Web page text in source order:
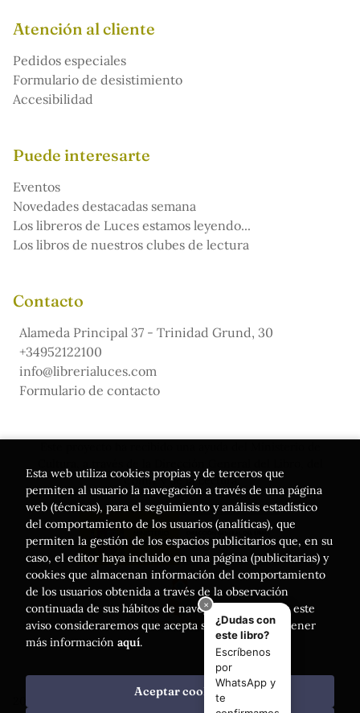
Atención al cliente
Pedidos especiales
Formulario de desistimiento
Accesibilidad
Puede interesarte
Eventos
Novedades destacadas semana
Los libreros de Luces estamos leyendo...
Los libros de nuestros clubes de lectura
Contacto
Alameda Principal 37 - Trinidad Grund, 30
+34952122100
info@librerialuces.com
Formulario de contacto
Cómic y de la Lectura
. Todos los Derechos Reservados |
Esta web utiliza cookies propias y de terceros que
permiten al usuario la navegación a través de una página
web (técnicas), para el seguimiento y análisis estadístico
del comportamiento de los usuarios (analíticas), que
permiten la gestión de los espacios publicitarios que, en su
caso, el editor haya incluido en una página (publicitarias) y
cookies que almacenan información del comportamiento
de los usuarios obtenida a través de la observación
continuada de sus hábitos de navegación. Si acepta este
aviso consideraremos que acepta su uso. Puede obtener
más información aquí.
Aceptar cookies